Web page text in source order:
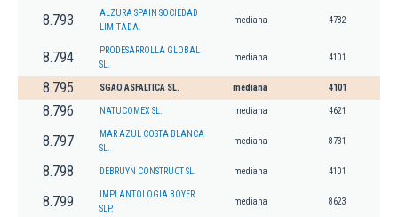
8.793
ALZURA SPAIN SOCIEDAD
LIMITADA.
mediana 4782
8.794
PRODESARROLLA GLOBAL
SL.
mediana 4101
8.795 SGAO ASFALTICA SL. mediana 4101
8.796 NATUCOMEX SL. mediana 4621
8.797
MAR AZUL COSTA BLANCA
SL.
mediana 8731
8.798 DEBRUYN CONSTRUCT SL. mediana 4101
8.799
IMPLANTOLOGIA BOYER
SLP.
mediana 8623